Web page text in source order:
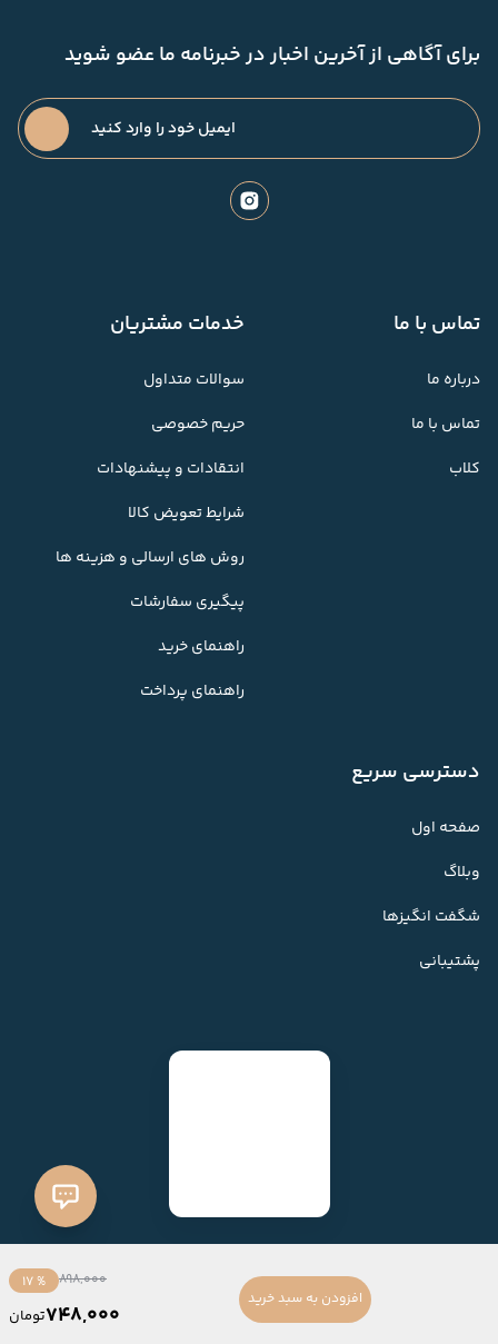
898,000
% 17
748,000تومان
افزودن به سبد خرید
برای آگاهی از آخرین اخبار در خبرنامه ما عضو شوید
تماس با ما
درباره ما
تماس با ما
کلاب
خدمات مشتریان
سوالات متداول
حریم خصوصی
انتقادات و پیشنهادات
شرایط تعویض کالا
روش های ارسالی و هزینه ها
پیگیری سفارشات
راهنمای خرید
راهنمای پرداخت
دسترسی سریع
صفحه اول
وبلاگ
شگفت انگیزها
پشتیبانی
ساخته شده بافروشگاه ساز میهن شاپ